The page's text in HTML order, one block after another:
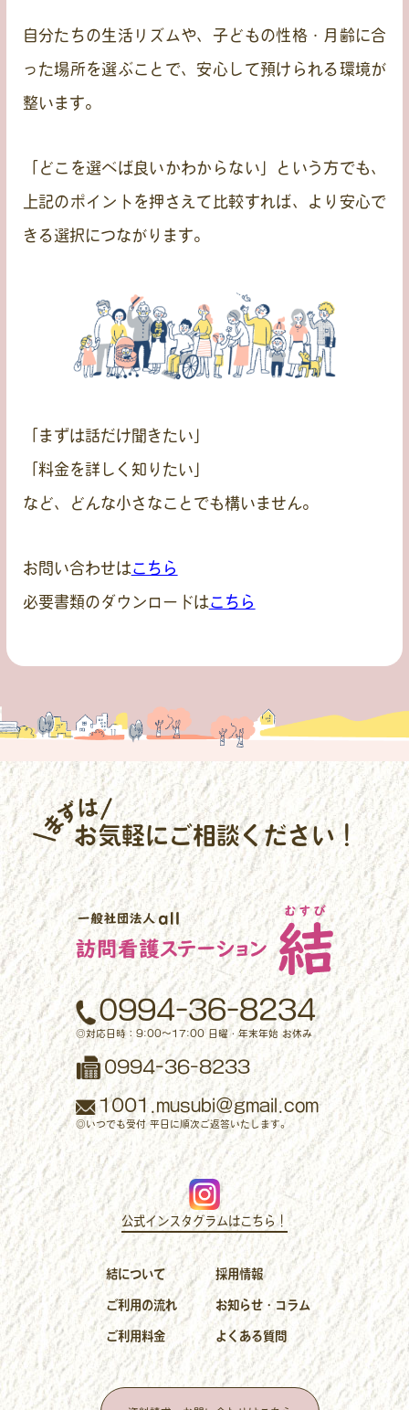
自分たちの生活リズムや、子どもの性格・月齢に合
った場所を選ぶことで、安心して預けられる環境が
整います。
「どこを選べば良いかわからない」という方でも、
上記のポイントを押さえて比較すれば、より安心で
きる選択につながります。
「まずは話だけ聞きたい」
「料金を詳しく知りたい」
など、どんな小さなことでも構いません。
お問い合わせはこちら
必要書類のダウンロードはこちら
お気軽にご相談ください！
0994-36-8234
◎対応日時：9:00～17:00 日曜・年末年始 お休み
0994-36-8233
1001.musubi@gmail.com
◎いつでも受付 平日に順次ご返答いたします。
公式インスタグラムはこちら！
結について 採用情報
ご利用の流れ お知らせ・コラム
ご利用料金 よくある質問